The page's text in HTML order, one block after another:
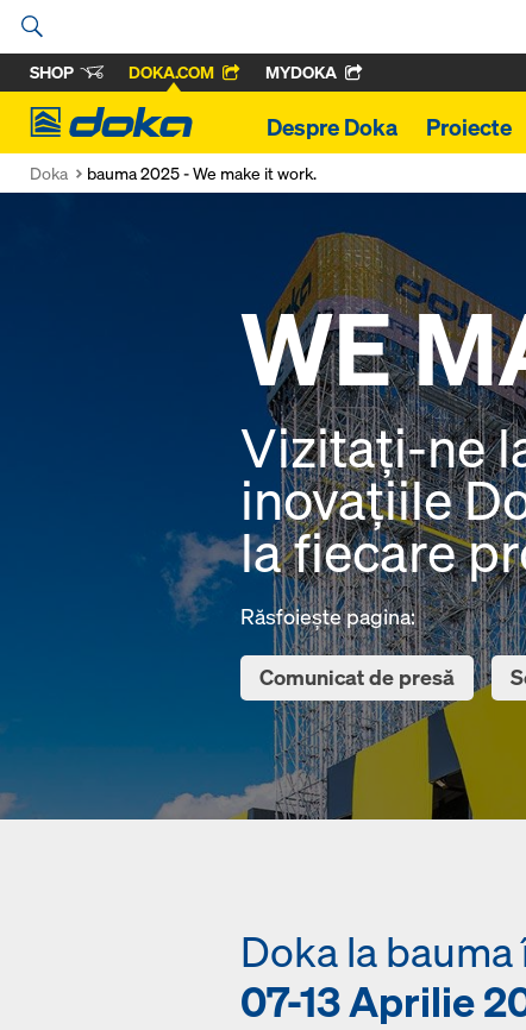
SHOP DOKA.COM MYDOKA
Doka
Despre Doka Proiecte
Doka bauma 2025 - We make it work.
WE
Vizitați-ne
inovațiile
la fiecare
Răsfoiește pagina:
Comunicat de presă
Doka la
07-13 Aprilie